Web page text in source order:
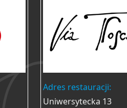
Adres restauracji:
Uniwersytecka 13